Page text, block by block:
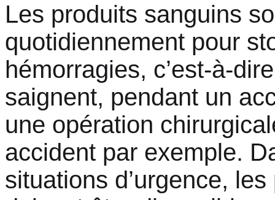
Les produits sanguins
quotidiennement pour
hémorragies, c’est-à-
saignent, pendant un
une opération
accident par exemple.
situations d’urgence,